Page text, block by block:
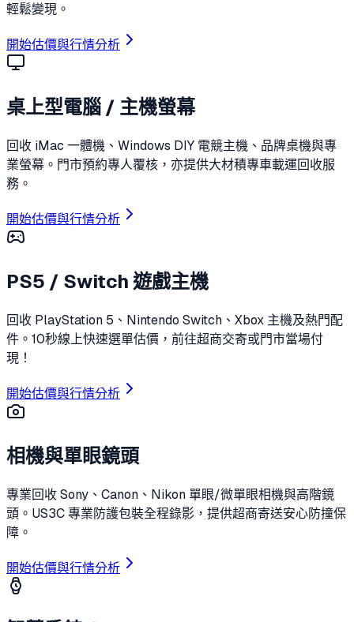
輕鬆變現。
開始估價與行情分析
桌上型電腦 / 主機螢幕
回收 iMac 一體機、Windows DIY 電競主機、品牌桌機與專
業螢幕。門市預約專人覆核，亦提供大材積專車載運回收服
務。
開始估價與行情分析
PS5 / Switch 遊戲主機
回收 PlayStation 5、Nintendo Switch、Xbox 主機及熱門配
件。10秒線上快速選單估價，前往超商交寄或門市當場付
現！
開始估價與行情分析
相機與單眼鏡頭
專業回收 Sony、Canon、Nikon 單眼/微單眼相機與高階鏡
頭。US3C 專業防護包裝全程錄影，提供超商寄送安心防撞保
障。
開始估價與行情分析